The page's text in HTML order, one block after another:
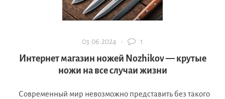
03.06.2024 · 1
Интернет магазин ножей Nozhikov — крутые
ножи на все случаи жизни
Современный мир невозможно представить без такого